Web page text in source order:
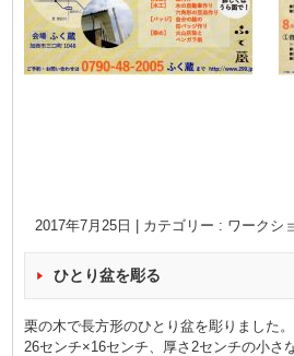
2017年7月25日 カテゴリー : ワークシ
ひとり盆を彫る
栗の木で長方形のひとり盆を彫りました。
26センチ×16センチ、厚さ2センチの小さ